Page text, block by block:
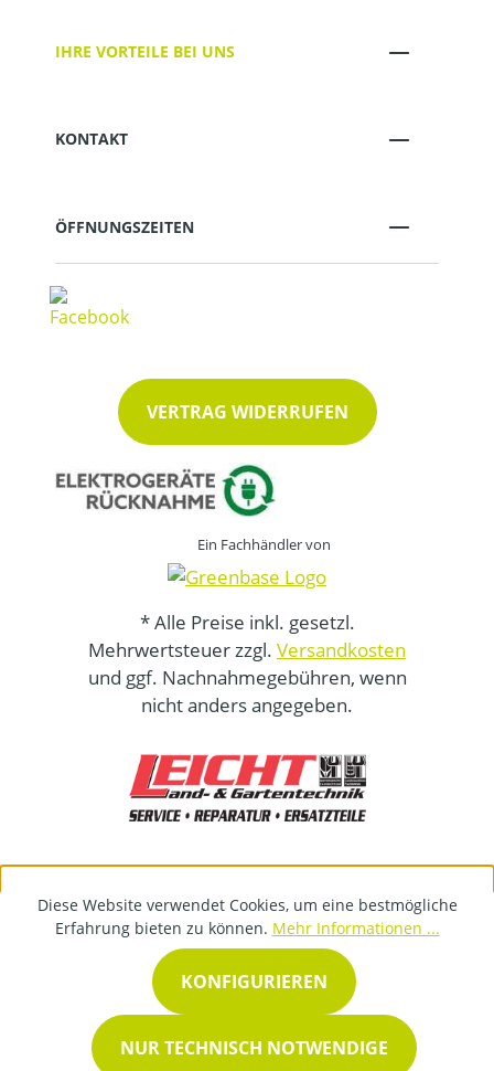
IHRE VORTEILE BEI UNS
KONTAKT
ÖFFNUNGSZEITEN
VERTRAG WIDERRUFEN
Ein Fachhändler von
* Alle Preise inkl. gesetzl.
Mehrwertsteuer zzgl. Versandkosten
und ggf. Nachnahmegebühren, wenn
nicht anders angegeben.
Diese Website verwendet Cookies, um eine bestmögliche
Erfahrung bieten zu können. Mehr Informationen ...
NUR TECHNISCH NOTWENDIGE
KONFIGURIEREN